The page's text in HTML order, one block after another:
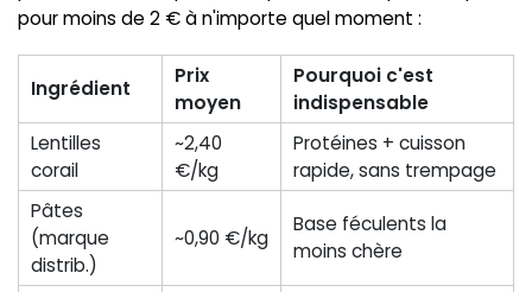
pour moins de 2 € à n'importe quel moment :
Ingrédient
Prix
moyen
Pourquoi c'est
indispensable
Lentilles
corail
~2,40
€/kg
Protéines + cuisson
rapide, sans trempage
Pâtes
(marque
distrib.)
~0,90 €/kg
Base féculents la
moins chère